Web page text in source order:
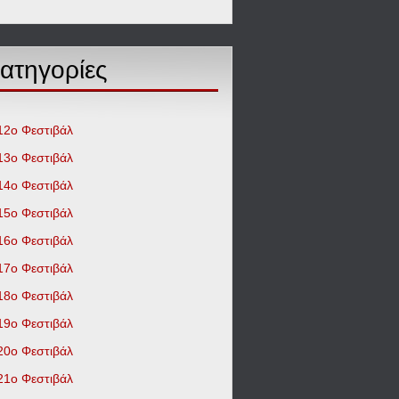
Φεστιβάλ
Φεστιβάλ
Φεστιβάλ
Φεστιβάλ
Φεστιβάλ
Φεστιβάλ
Φεστιβάλ
Φεστιβάλ
Φεστιβάλ
Φεστιβάλ